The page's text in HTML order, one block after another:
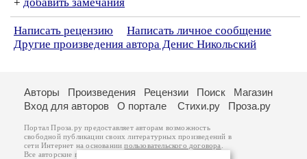
Написать рецензию
Написать личное сообщение
Другие произведения автора Денис Никольский
Авторы Произведения Рецензии Поиск
Магазин
Вход для авторов
О портале Стихи.ру Проза.ру
Портал Проза.ру предоставляет авторам возможность
свободной публикации своих литературных произведений в
сети Интернет на основаниипользовательского договора
Все авторские права на произведения принадлежат авторам